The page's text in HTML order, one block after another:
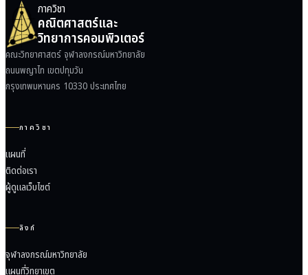
ภาควิชา
คณิตศาสตร์และ
วิทยาการคอมพิวเตอร์
คณะวิทยาศาสตร์ จุฬาลงกรณ์มหาวิทยาลัย
ถนนพญาไท เขตปทุมวัน
กรุงเทพมหานคร 10330 ประเทศไทย
ภาควิชา
แผนที่
ติดต่อเรา
ผู้ดูแลเว็บไซต์
ลิงก์
จุฬาลงกรณ์มหาวิทยาลัย
แผนที่วิทยาเขต